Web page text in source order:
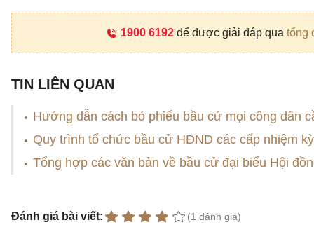
1900 6192để được giải đáp qua tổng
TIN LIÊN QUAN
Hướng dẫn cách bỏ phiếu bầu cử mọi công dân
Quy trình tổ chức bầu cử HĐND các cấp nhiệm
Tổng hợp các văn bản về bầu cử đại biểu Hội
Đánh giá bài viết: (1 đánh giá)